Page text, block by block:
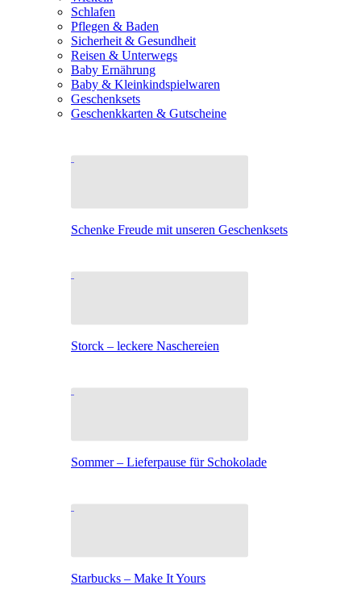
Schlafen
Pflegen & Baden
Sicherheit & Gesundheit
Reisen & Unterwegs
Baby Ernährung
Baby & Kleinkindspielwaren
Geschenksets
Geschenkkarten & Gutscheine
Schenke Freude mit unseren Geschenksets
Storck – leckere Naschereien
Sommer – Lieferpause für Schokolade
Starbucks – Make It Yours